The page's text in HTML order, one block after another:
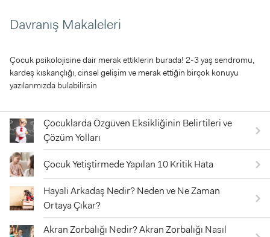
Davranış Makaleleri
Çocuk psikolojisine dair merak ettiklerin burada! 2-3 yaş sendromu,
kardeş kıskançlığı, cinsel gelişim ve merak ettiğin birçok konuyu
yazılarımızda bulabilirsin
Çocuklarda Özgüven Eksikliğinin Belirtileri ve
Çözüm Yolları
Çocuk Yetiştirmede Yapılan 10 Kritik Hata
Hayali Arkadaş Nedir? Neden ve Ne Zaman
Ortaya Çıkar?
Akran Zorbalığı Nedir? Akran Zorbalığı Nasıl